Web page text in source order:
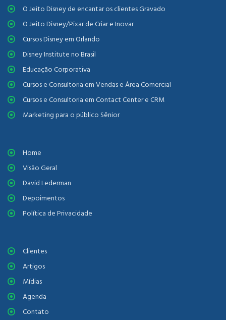
O Jeito Disney de encantar os clientes Gravado
O Jeito Disney/Pixar de Criar e Inovar
Cursos Disney em Orlando
Disney Institute no Brasil
Educação Corporativa
Cursos e Consultoria em Vendas e Área Comercial
Cursos e Consultoria em Contact Center e CRM
Marketing para o público Sênior
Home
Visão Geral
David Lederman
Depoimentos
Política de Privacidade
Clientes
Artigos
Mídias
Agenda
Contato